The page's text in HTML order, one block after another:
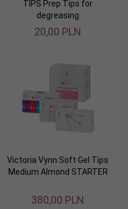
TIPS Prep Tips for
degreasing
20,00 PLN
Victoria Vynn Soft Gel Tips
Medium Almond STARTER
380,00 PLN